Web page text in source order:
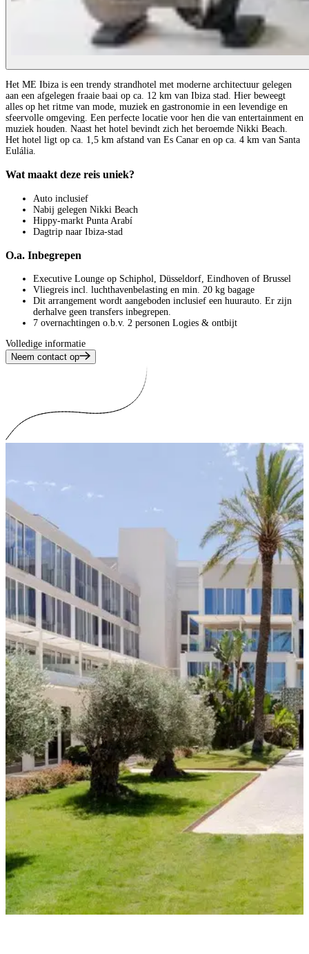
Het ME Ibiza is een trendy strandhotel met moderne architectuur gelegen
aan een afgelegen fraaie baai op ca. 12 km van Ibiza stad. Hier beweegt
alles op het ritme van mode, muziek en gastronomie in een levendige en
sfeervolle omgeving. Een perfecte locatie voor hen die van entertainment en
muziek houden. Naast het hotel bevindt zich het beroemde Nikki Beach.
Het hotel ligt op ca. 1,5 km afstand van Es Canar en op ca. 4 km van Santa
Eulália.
Wat maakt deze reis uniek?
Auto inclusief
Nabij gelegen Nikki Beach
Hippy‑markt Punta Arabí
Dagtrip naar Ibiza-stad
O.a. Inbegrepen
Executive Lounge op Schiphol, Düsseldorf, Eindhoven of Brussel
Vliegreis incl. luchthavenbelasting en min. 20 kg bagage
Dit arrangement wordt aangeboden inclusief een huurauto. Er zijn
derhalve geen transfers inbegrepen.
7 overnachtingen o.b.v. 2 personen Logies & ontbijt
Volledige informatie
Neem contact op